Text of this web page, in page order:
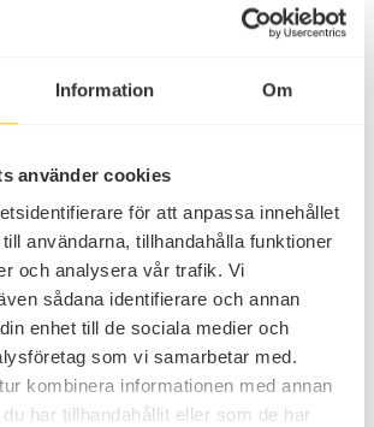
Information Om
använder cookies
för att anpassa innehållet
användarna, tillhandahålla funktioner
och analysera vår trafik. Vi
sådana identifierare och annan
enhet till de sociala medier och
som vi samarbetar med.
kombinera informationen med annan
har tillhandahållit eller som de har
ombokning